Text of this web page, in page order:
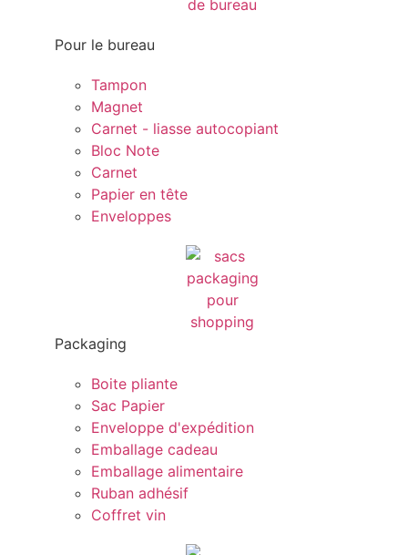
Pour le bureau
Tampon
Magnet
Carnet - liasse autocopiant
Bloc Note
Carnet
Papier en tête
Enveloppes
Packaging
Boite pliante
Sac Papier
Enveloppe d'expédition
Emballage cadeau
Emballage alimentaire
Ruban adhésif
Coffret vin